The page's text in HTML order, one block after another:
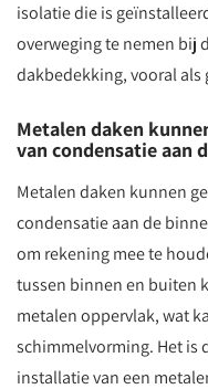
isolatie die is
overweging te nemen bij
dakbedekking, vooral als
Metalen daken
van condensatie aan
Metalen daken kunnen
condensatie aan de
om rekening mee te
tussen binnen en buiten
metalen oppervlak, wat
schimmelvorming. Het is
installatie van een